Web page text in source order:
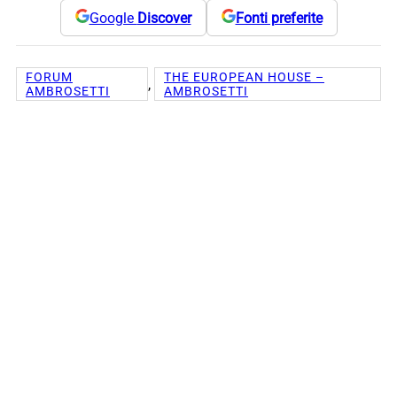
Google Discover Fonti preferite
FORUM
AMBROSETTI
,
THE EUROPEAN HOUSE –
AMBROSETTI